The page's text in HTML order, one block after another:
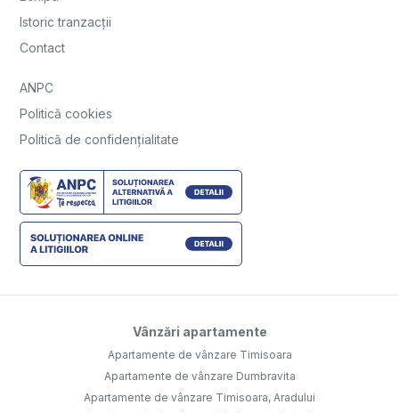
Istoric tranzacții
Contact
ANPC
Politică cookies
Politică de confidențialitate
Vânzări apartamente
Apartamente de vânzare Timisoara
Apartamente de vânzare Dumbravita
Apartamente de vânzare Timisoara, Aradului